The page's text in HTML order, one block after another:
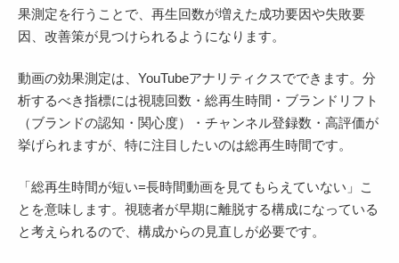
果測定を行うことで、再生回数が増えた成功要因や失敗要
因、改善策が見つけられるようになります。
動画の効果測定は、YouTubeアナリティクスでできます。分
析するべき指標には視聴回数・総再生時間・ブランドリフト
（ブランドの認知・関心度）・チャンネル登録数・高評価が
挙げられますが、特に注目したいのは総再生時間です。
「総再生時間が短い=長時間動画を見てもらえていない」こ
とを意味します。視聴者が早期に離脱する構成になっている
と考えられるので、構成からの見直しが必要です。